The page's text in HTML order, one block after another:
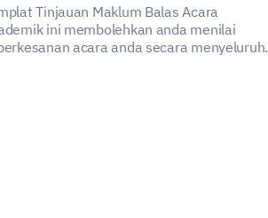
Tinjauan Maklum Balas Acara
ini membolehkan anda menilai
acara anda secara menyeluruh.